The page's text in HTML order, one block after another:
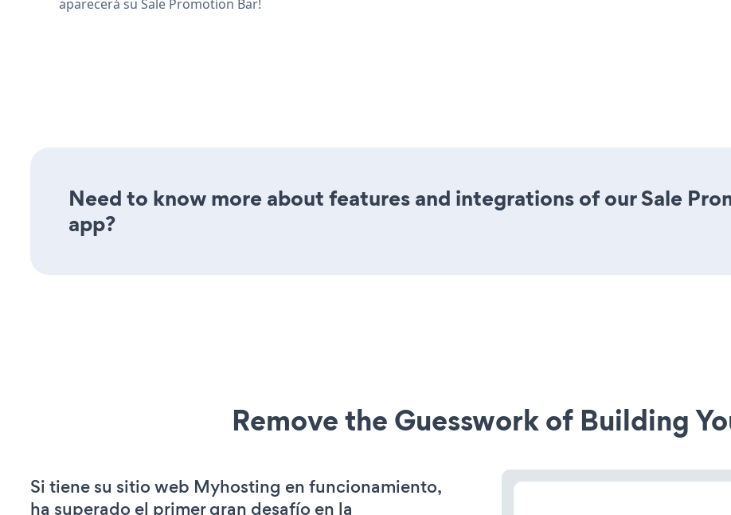
aparecerá su Sale Promotion Bar!
Need to know more about features and integrations of our Sale
app?
Remove the Guesswork of Building
Si tiene su sitio web Myhosting en funcionamiento,
ha superado el primer gran desafío en la